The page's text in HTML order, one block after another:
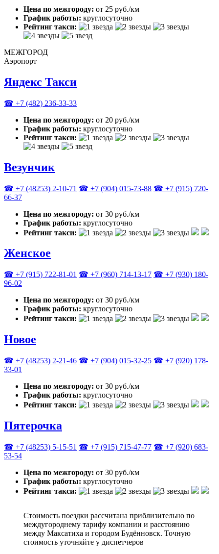
Цена по межгороду: от 25 руб./км
График работы: круглосуточно
Рейтинг такси:
МЕЖГОРОД
Аэропорт
Яндекс Такси
☎ +7 (482) 236-33-33
Цена по межгороду: от 20 руб./км
График работы: круглосуточно
Рейтинг такси:
Везунчик
☎ +7 (48253) 2-10-71 ☎ +7 (904) 015-73-88 ☎ +7 (915) 720-
66-37
Цена по межгороду: от 30 руб./км
График работы: круглосуточно
Рейтинг такси:
Женское
☎ +7 (915) 722-81-01 ☎ +7 (960) 714-13-17 ☎ +7 (930) 180-
96-02
Цена по межгороду: от 30 руб./км
График работы: круглосуточно
Рейтинг такси:
Новое
☎ +7 (48253) 2-21-46 ☎ +7 (904) 015-32-25 ☎ +7 (920) 178-
33-01
Цена по межгороду: от 30 руб./км
График работы: круглосуточно
Рейтинг такси:
Пятерочка
☎ +7 (48253) 5-15-51 ☎ +7 (915) 715-47-77 ☎ +7 (920) 683-
53-54
Цена по межгороду: от 30 руб./км
График работы: круглосуточно
Рейтинг такси:
Стоимость поездки рассчитана приблизительно по
междугороднему тарифу компании и расстоянию
между Максатиха и городом Будённовск. Точную
стоимость уточняйте у диспетчеров